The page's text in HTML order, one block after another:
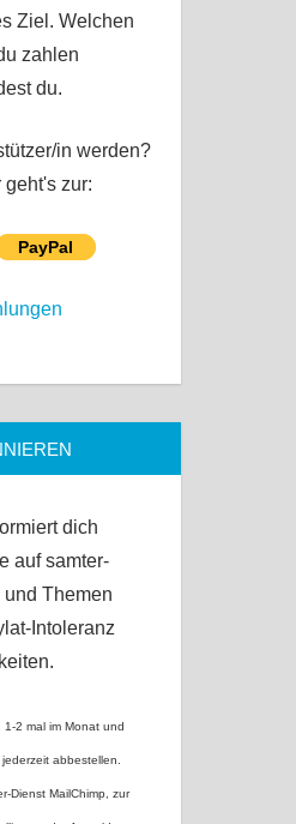
Ziel. Welchen
zahlen
du.
in werden?
geht's zur:
PayPal
dich
auf samter-
Themen
Intoleranz
1-2 mal im Monat und
abbestellen.
Dienst MailChimp, zur